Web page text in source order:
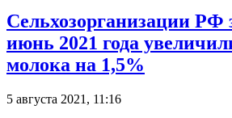
Сельхозорганизации РФ
июнь 2021 года
молока на 1,5%
5 августа 2021, 11:16